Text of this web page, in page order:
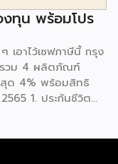
อยแค่ไหนก่อน และ
าะทุกอย่างเป็นความ
งมาก เหล่านี้คือ
ารณาระดับความ
ทุน พร้อมโปร
เอาไว้เซฟภาษีนี้ กรุง
รวม 4 ผลิตภัณฑ์
สุด 4% พร้อมสิทธิ
1. ประกันชีวิต